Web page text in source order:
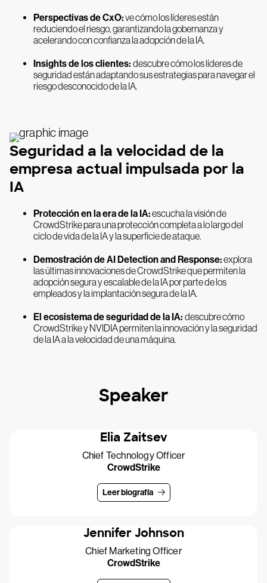
Perspectivas de CxO:ve cómo los líderes están
reduciendo el riesgo, garantizando la gobernanza y
acelerando con confianza la adopción de la IA.
Insights de los clientes: descubre cómo los líderes de
seguridad están adaptando sus estrategias para navegar el
riesgo desconocido de la IA.
Seguridad a la velocidad de la
empresa actual impulsada por la
IA
Protección en la era de la IA:escucha la visión de
CrowdStrike para una protección completa a lo largo del
ciclo de vida de la IA y la superficie de ataque.
Demostración de AI Detection and Response:explora
las últimas innovaciones de CrowdStrike que permiten la
adopción segura y escalable de la IA por parte de los
empleados y la implantación segura de la IA.
El ecosistema de seguridad de la IA: descubre cómo
CrowdStrike y NVIDIA permiten la innovación y la seguridad
de la IA a la velocidad de una máquina.
Speaker
Elia Zaitsev
Chief Technology Officer
CrowdStrike
Leer biografía
Jennifer Johnson
Chief Marketing Officer
CrowdStrike